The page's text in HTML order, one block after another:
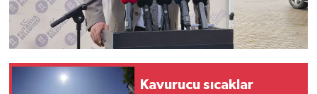
Kavurucu sıcaklar